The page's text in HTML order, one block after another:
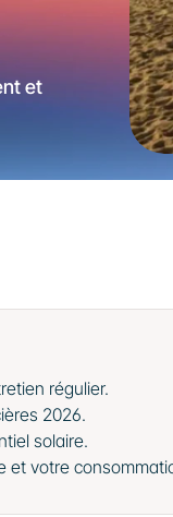
et
régulier.
2026.
solaire.
et votre